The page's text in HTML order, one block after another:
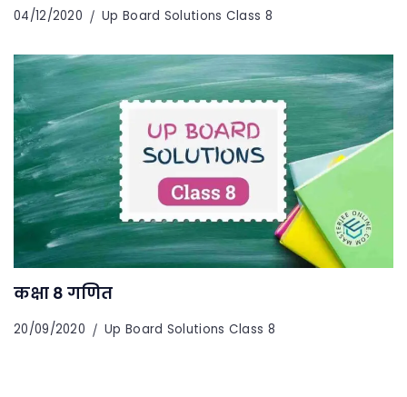
04/12/2020 Up Board Solutions Class 8
कक्षा 8 गणित
20/09/2020 Up Board Solutions Class 8